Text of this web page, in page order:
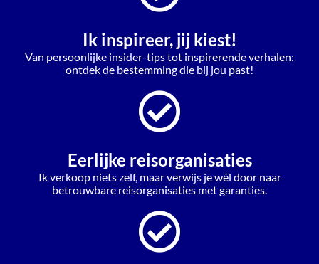
Ik inspireer, jij kiest!
Van persoonlijke insider-tips tot inspirerende verhalen:
ontdek de bestemming die bij jou past!
Eerlijke reisorganisaties
Ik verkoop niets zelf, maar verwijs je wél door naar
betrouwbare reisorganisaties met garanties.